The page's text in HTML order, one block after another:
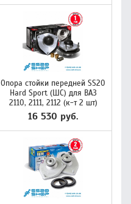
Опора стойки передней SS20
Hard Sport (ШС) для ВАЗ
2110, 2111, 2112 (к-т 2 шт)
16 530 руб.